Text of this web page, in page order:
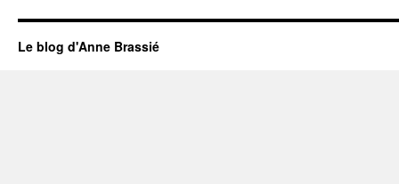
Le blog d'Anne Brassié